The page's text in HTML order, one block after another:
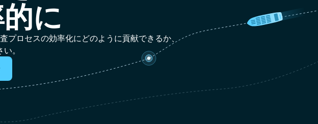
に
プロセスの効率化にどのように貢献できるか、
。